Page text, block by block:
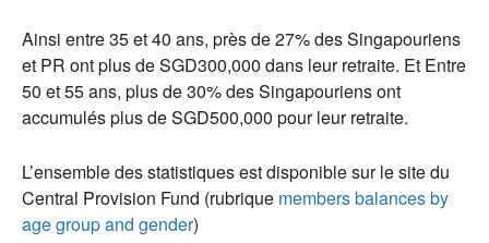
Ainsi entre 35 et 40 ans, près de 27% des Singapouriens
et PR ont plus de SGD300,000 dans leur retraite. Et Entre
50 et 55 ans, plus de 30% des Singapouriens ont
accumulés plus de SGD500,000 pour leur retraite.
L’ensemble des statistiques est disponible sur le site du
Central Provision Fund (rubrique members balances by
age group and gender)